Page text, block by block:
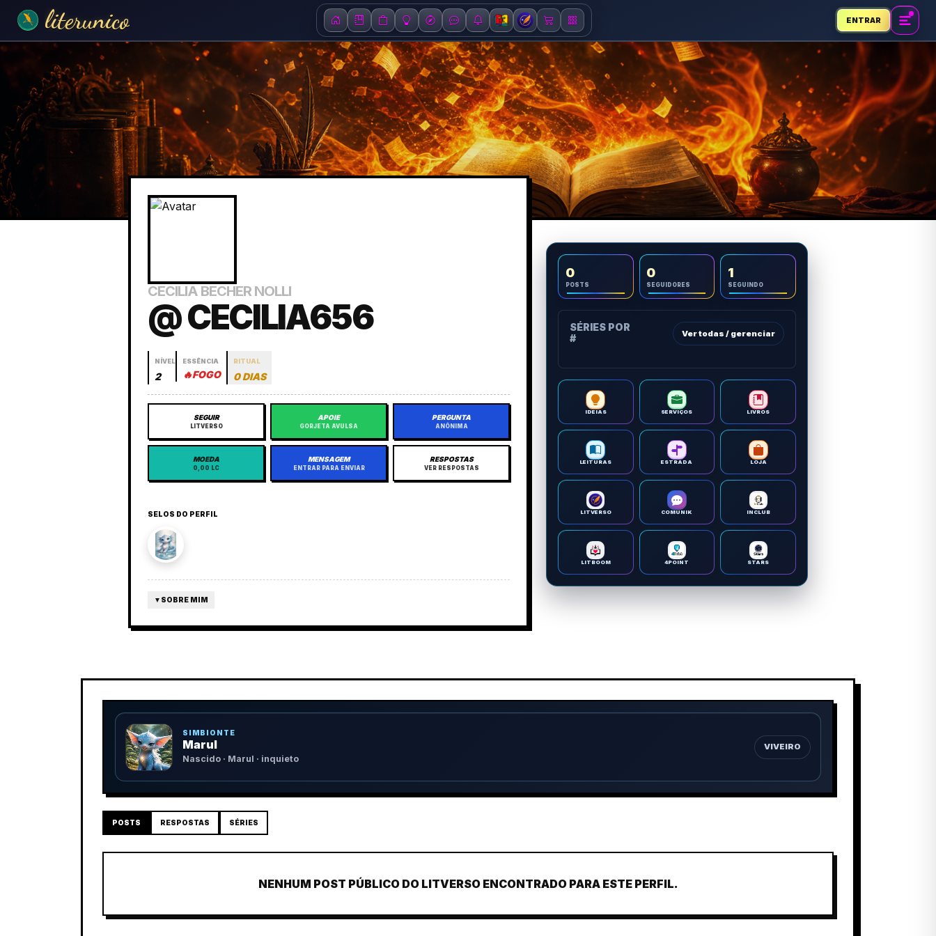
literunico ENTRAR
CECILIA BECHER NOLLI
@ CECILIA656
NÍVEL
2
ESSÊNCIA
🔥FOGO
RITUAL
0 DIAS
SEGUIR
LITVERSO
APOIE
GORJETA AVULSA
PERGUNTA
ANÔNIMA
MOEDA
0,00 LC
MENSAGEM
ENTRAR PARA ENVIAR
RESPOSTAS
VER RESPOSTAS
SELOS DO PERFIL
▼ SOBRE MIM
0
POSTS
0
SEGUIDORES
1
SEGUINDO
SÉRIES POR
#
Ver todas / gerenciar
IDEIAS SERVIÇOS LIVROS
LEITURAS ESTRADA LOJA
LITVERSO COMUNIK INCLUB
LITBOOM 4POINT STARS
SIMBIONTE
Marul
Nascido · Marul · inquieto
VIVEIRO
POSTS RESPOSTAS SÉRIES
NENHUM POST PÚBLICO DO LITVERSO ENCONTRADO PARA ESTE PERFIL.